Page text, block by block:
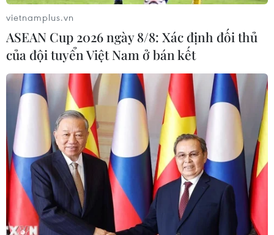
vietnamplus.vn
ASEAN Cup 2026 ngày 8/8: Xác định đối thủ
của đội tuyển Việt Nam ở bán kết